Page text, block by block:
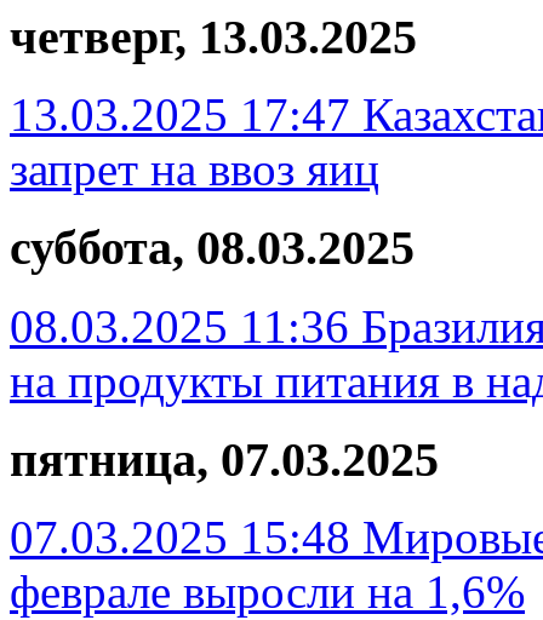
четверг, 13.03.2025
13.03.2025 17:47
запрет на ввоз яиц
суббота, 08.03.2025
08.03.2025 11:36
на продукты питания в
пятница, 07.03.2025
07.03.2025 15:48
феврале выросли на 1,6%